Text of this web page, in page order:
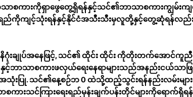
ကားကိုရှာဖွေတွေ့ရှိရန်နှင့်သင်၏ဘာသာစကားကျွမ်း
ရည်ကိုကျင့်သုံးရန်နှင့်နိုင်ငံအသီးသီးမှလူတို့နှင့်တွေ့ဆုံရန်လည်
နိဂုံးချုပ်အနေဖြင့်, သင်၏ ထိုင်း ထိုင်း ကိုတိုးတက်အောင်ကူညီရန်
နှင့်ဘာသာစကားဖလှယ်ရေးနေရာများသည်အနည်းငယ်သ
အသုံးပြု. သင်၏နေ့စဉ်ဘ 0 ထဲသို့ထည့်သွင်းရန်နည်းလမ်းများ
ကားသင်ကြားရေးရည်မှန်းချက်ပန်းတိုင်များကိုရောက်